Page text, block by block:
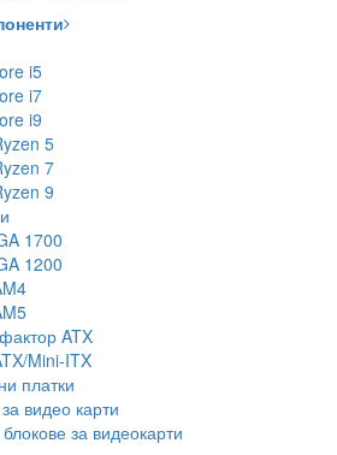
i5
i7
i9
5
7
9
1700
1200
ATX
Mini-ITX
платки
видео карти
за видеокарти